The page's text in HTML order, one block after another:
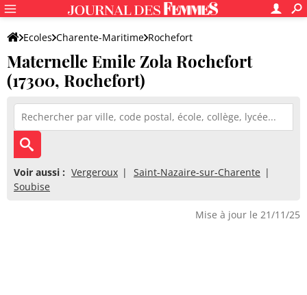
Ecoles Charente-Maritime Rochefort
Maternelle Emile Zola Rochefort
Maternelle Emile Zola Rochefort
(17300, Rochefort)
Voir aussi : Vergeroux
Saint-Nazaire-sur-Charente
Soubise
Mise à jour le 21/11/25